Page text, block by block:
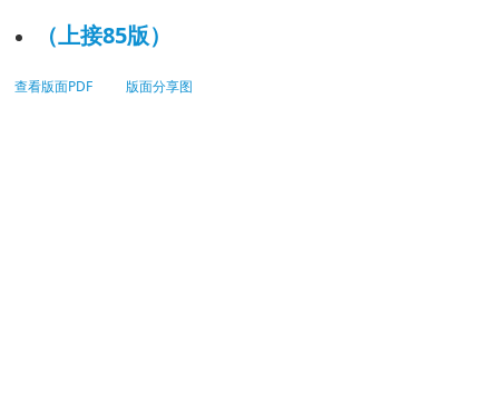
（上接85版）
查看版面PDF 版面分享图